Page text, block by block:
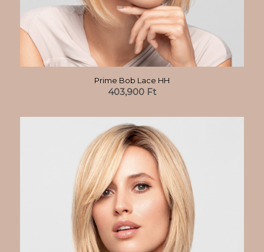
Prime Bob Lace HH
403,900 Ft